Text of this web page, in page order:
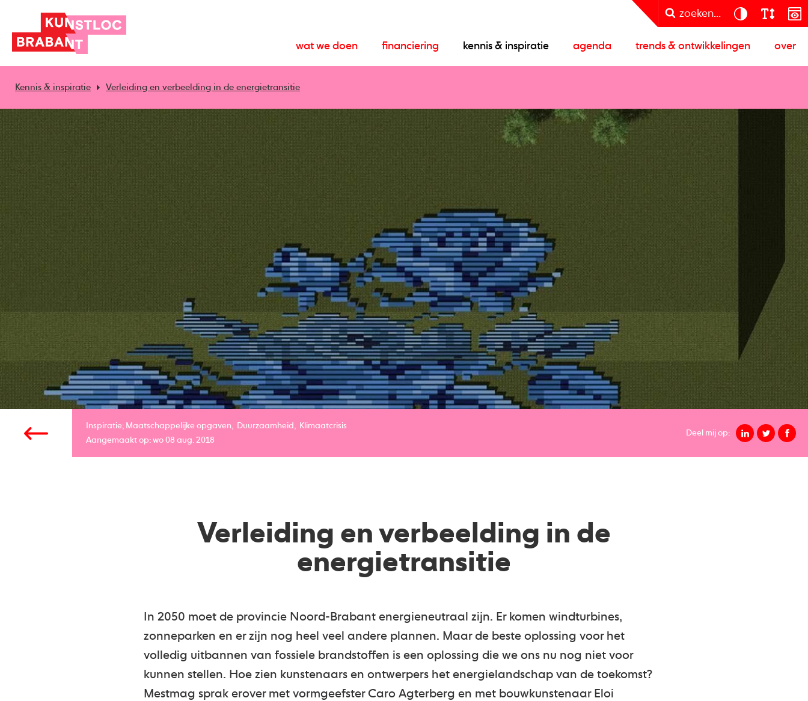
zoeken...
wat we doen financiering kennis & inspiratie agenda trends & ontwikkelingen over
Kennis & inspiratie Verleiding en verbeelding in de energietransitie
Inspiratie; Maatschappelijke opgaven Duurzaamheid
Klimaatcrisis
Aangemaakt op: wo 08 aug. 2018
Deel mij op:
Verleiding en verbeelding in de
energietransitie
In 2050 moet de provincie Noord-Brabant energieneutraal zijn. Er komen windturbines,
zonneparken en er zijn nog heel veel andere plannen. Maar de beste oplossing voor het
volledig uitbannen van fossiele brandstoffen is een oplossing die we ons nu nog niet voor
kunnen stellen. Hoe zien kunstenaars en ontwerpers het energielandschap van de toekomst?
Mestmag sprak erover met vormgeefster Caro Agterberg en met bouwkunstenaar Eloi